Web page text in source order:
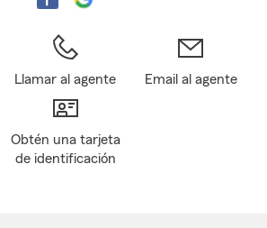
Llamar al agente Email al agente
Obtén una tarjeta
de identificación